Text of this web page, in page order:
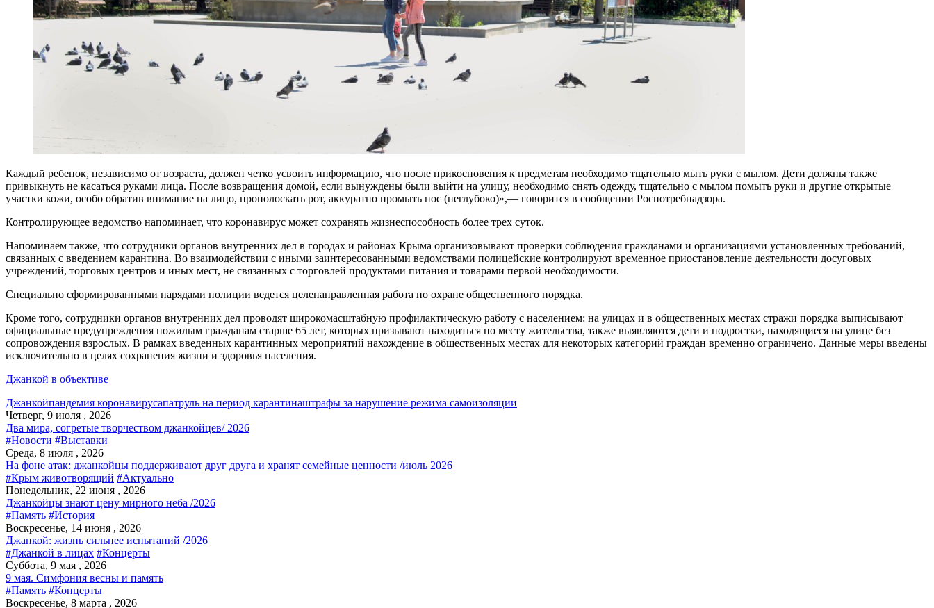
Каждый ребенок, независимо от возраста, должен четко усвоить информацию, что после прикосновения к предметам необходимо тщательно мыть руки с мылом. Дети должны также
привыкнуть не касаться руками лица. После возвращения домой, если вынуждены были выйти на улицу, необходимо снять одежду, тщательно с мылом помыть руки и другие открытые
участки кожи, особо обратив внимание на лицо, прополоскать рот, аккуратно промыть нос (неглубоко)»,— говорится в сообщении Роспотребнадзора.
Контролирующее ведомство напоминает, что коронавирус может сохранять жизнеспособность более трех суток.
Напоминаем также, что сотрудники органов внутренних дел в городах и районах Крыма организовывают проверки соблюдения гражданами и организациями установленных требований,
связанных с введением карантина. Во взаимодействии с иными заинтересованными ведомствами полицейские контролируют временное приостановление деятельности досуговых
учреждений, торговых центров и иных мест, не связанных с торговлей продуктами питания и товарами первой необходимости.
Специально сформированными нарядами полиции ведется целенаправленная работа по охране общественного порядка.
Кроме того, сотрудники органов внутренних дел проводят широкомасштабную профилактическую работу с населением: на улицах и в общественных местах стражи порядка выписывают
официальные предупреждения пожилым гражданам старше 65 лет, которых призывают находиться по месту жительства, также выявляются дети и подростки, находящиеся на улице без
сопровождения взрослых. В рамках введенных карантинных мероприятий нахождение в общественных местах для некоторых категорий граждан временно ограничено. Данные меры введены
исключительно в целях сохранения жизни и здоровья населения.
Джанкой в объективе
Джанкойпандемия коронавирусапатруль на период карантинаштрафы за нарушение режима самоизоляции
Четверг, 9 июля , 2026
Два мира, согретые творчеством джанкойцев/ 2026
#Новости #Выставки
Среда, 8 июля , 2026
На фоне атак: джанкойцы поддерживают друг друга и хранят семейные ценности /июль 2026
#Крым животворящий #Актуально
Понедельник, 22 июня , 2026
Джанкойцы знают цену мирного неба /2026
#Память #История
Воскресенье, 14 июня , 2026
Джанкой: жизнь сильнее испытаний /2026
#Джанкой в лицах #Концерты
Суббота, 9 мая , 2026
9 мая. Симфония весны и память
#Память #Концерты
Воскресенье, 8 марта , 2026